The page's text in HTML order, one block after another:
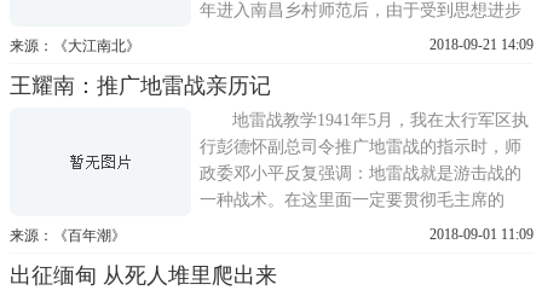
年进入南昌乡村师范后，由于受到思想进步
的老师和同学的影响，积极追求真理，并坚
秋，因为参加宣传抗日活动，他被校方开
除，被迫离开了乡师。这不但丝毫没有减弱
其爱国热情，相反更激起他走上抗日...
来源：《大江南北》 2018-09-21 14:09
王耀南：推广地雷战亲历记
地雷战教学1941年5月，我在太行军区执
行彭德怀副总司令推广地雷战的指示时，师
政委邓小平反复强调：地雷战就是游击战的
一种战术。在这里面一定要贯彻毛主席的
《论持久战》的思想，要吃透人民战争的精
众，依靠群众，造成陷敌于人民战争的汪洋
来源：《百年潮》 2018-09-01 11:09
出征缅甸 从死人堆里爬出来